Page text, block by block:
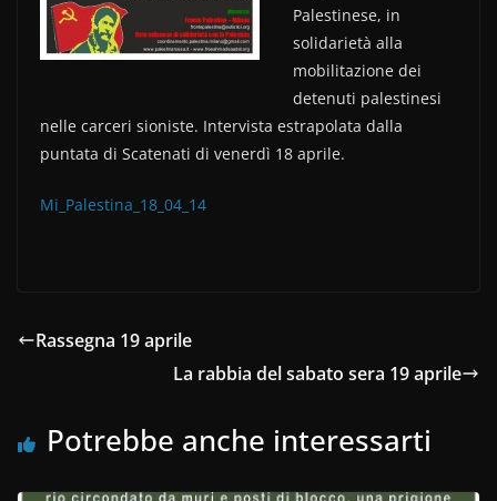
Palestinese, in
solidarietà alla
mobilitazione dei
detenuti palestinesi
nelle carceri sioniste. Intervista estrapolata dalla
puntata di Scatenati di venerdì 18 aprile.
Mi_Palestina_18_04_14
Rassegna 19 aprile
La rabbia del sabato sera 19 aprile
Potrebbe anche interessarti